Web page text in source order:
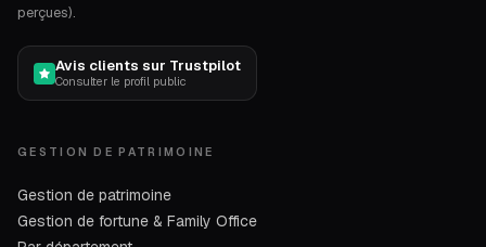
perçues).
Avis clients sur Trustpilot
Consulter le profil public
GESTION DE PATRIMOINE
Gestion de patrimoine
Gestion de fortune & Family Office